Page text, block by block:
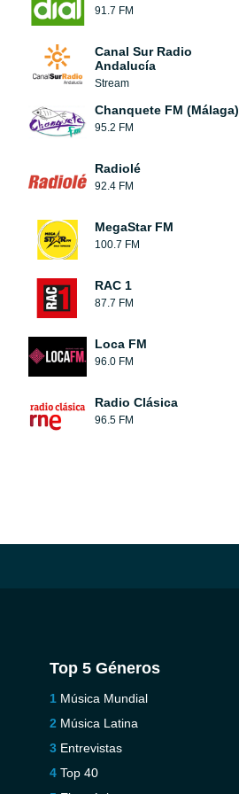
91.7 FM
Canal Sur Radio
Andalucía
Stream
Chanquete FM (Málaga)
95.2 FM
Radiolé
92.4 FM
MegaStar FM
100.7 FM
RAC 1
87.7 FM
Loca FM
96.0 FM
Radio Clásica
96.5 FM
Top 5 Géneros
Música Mundial
Música Latina
Entrevistas
Top 40